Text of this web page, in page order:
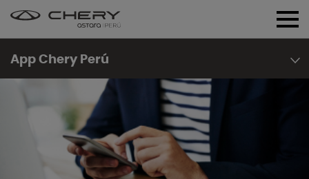
App Chery Perú